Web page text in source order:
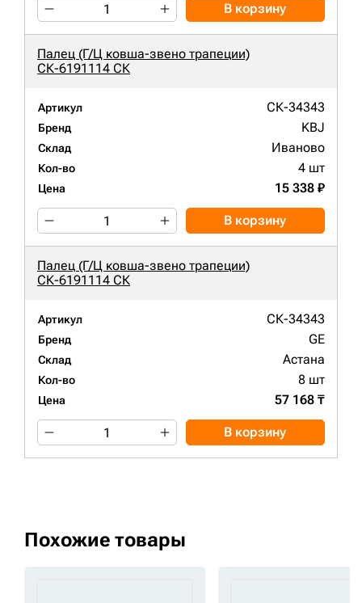
В корзину
Палец (Г/Ц ковша-звено трапеции)
СК-6191114 СК
Артикул СК-34343
Бренд KBJ
Склад Иваново
Кол-во 4 шт
Цена 15 338 ₽
В корзину
Палец (Г/Ц ковша-звено трапеции)
СК-6191114 СК
Артикул СК-34343
Бренд GE
Склад Астана
Кол-во 8 шт
Цена 57 168 ₸
В корзину
Похожие товары